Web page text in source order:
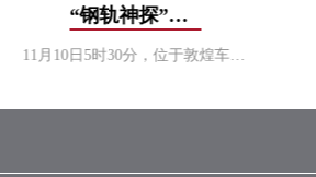
“钢轨神探”启5大铁路大动脉9300公里冬季“诊疗”
11月10日5时30分，位于敦煌车站旁的敦煌综合工区，钢轨探伤车厢里灯火通明，兰州铁路局兰州工务机械段的8名职工正在做出车前的准备。两小时